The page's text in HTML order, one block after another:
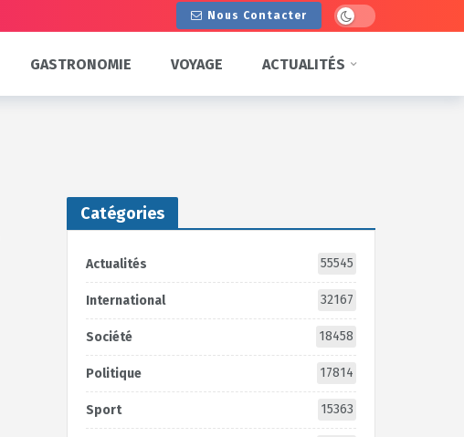
Nous Contacter Dark mode
GASTRONOMIE VOYAGE ACTUALITÉS
Catégories
Actualités 55545
International 32167
Société 18458
Politique 17814
Sport 15363